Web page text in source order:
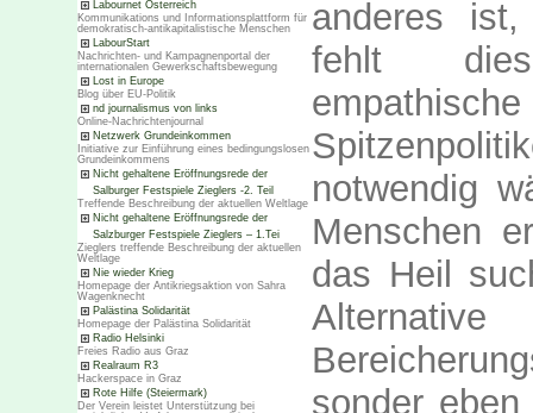
Labournet Österreich
Kommunikations und Informationsplattform für
demokratisch-antikapitalistische Menschen
LabourStart
Nachrichten- und Kampagnenportal der
internationalen Gewerkschaftsbewegung
Lost in Europe
Blog über EU-Politik
nd journalismus von links
Online-Nachrichtenjournal
Netzwerk Grundeinkommen
Initiative zur Einführung eines bedingungslosen
Grundeinkommens
Nicht gehaltene Eröffnungsrede der
Salburger Festspiele Zieglers -2. Teil
Treffende Beschreibung der aktuellen Weltlage
Nicht gehaltene Eröffnungsrede der
Salzburger Festspiele Zieglers – 1.Tei
Zieglers treffende Beschreibung der aktuellen
Weltlage
Nie wieder Krieg
Homepage der Antikriegsaktion von Sahra
Wagenknecht
Palästina Solidarität
Homepage der Palästina Solidarität
Radio Helsinki
Freies Radio aus Graz
Realraum R3
Hackerspace in Graz
Rote Hilfe (Steiermark)
Der Verein leistet Unterstützung bei
anderes
fehlt
notwendig
Menschen
das Heil
sonder